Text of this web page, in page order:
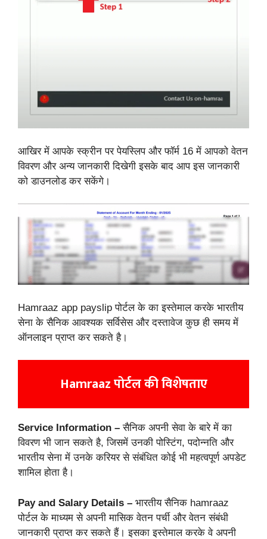
आखिर में आपके स्क्रीन पर पेयस्लिप और फॉर्म 16 में आपको वेतन
विवरण और अन्य जानकारी दिखेगी इसके बाद आप इस जानकारी
को डाउनलोड कर सकेंगे।
Hamraaz app payslip पोर्टल के का इस्तेमाल करके भारतीय
सेना के सैनिक आवश्यक सर्विसेस और दस्तावेज कुछ ही समय में
ऑनलाइन प्राप्त कर सकते है।
Hamraaz पोर्टल की विशेषताए
Service Information – सैनिक अपनी सेवा के बारे में का
विवरण भी जान सकते है, जिसमें उनकी पोस्टिंग, पदोन्नति और
भारतीय सेना में उनके करियर से संबंधित कोई भी महत्वपूर्ण अपडेट
शामिल होता है।
Pay and Salary Details – भारतीय सैनिक hamraaz
पोर्टल के माध्यम से अपनी मासिक वेतन पर्ची और वेतन संबंधी
जानकारी प्राप्त कर सकते हैं। इसका इस्तेमाल करके वे अपनी